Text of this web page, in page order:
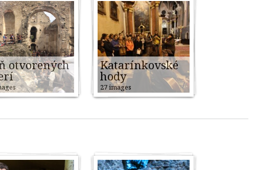
otvorených Katarínkovské
hody
27 images